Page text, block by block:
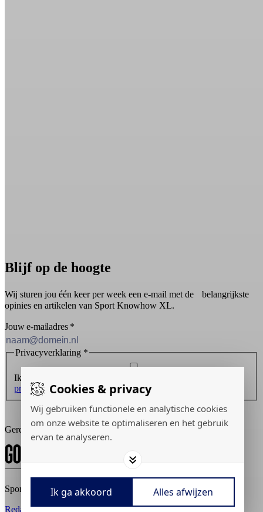
Cookies & privacy
Wij gebruiken functionele en analytische cookies
om onze website te optimaliseren en het gebruik
ervan te analyseren.
Ik ga akkoord Alles afwijzen
Blijf op de hoogte
Wij sturen jou één keer per week een e-mail met de belangrijkste
opinies en artikelen van Sport Knowhow XL.
Jouw e-mailadres *
Privacyverklaring *
Ik ontvang graag de nieuwsbrief en ga akkoord met de
privacyverklaring.
Inschrijven
Gerealiseerd door:
Sport Knowhow XL © 2026
RedactiestatuutAdverterenPrivacy policy